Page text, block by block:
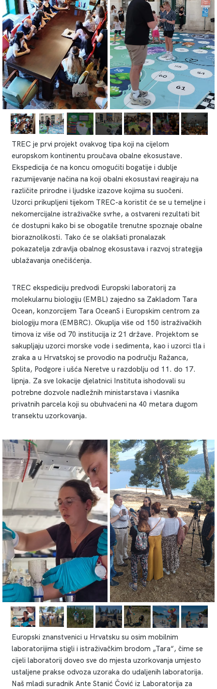
TREC je prvi projekt ovakvog tipa koji na cijelom
europskom kontinentu proučava obalne ekosustave.
Ekspedicija će na koncu omogućiti bogatije i dublje
razumijevanje načina na koji obalni ekosustavi reagiraju na
različite prirodne i ljudske izazove kojima su suočeni.
Uzorci prikupljeni tijekom TREC-a koristit će se u temeljne i
nekomercijalne istraživačke svrhe, a ostvareni rezultati bit
će dostupni kako bi se obogatile trenutne spoznaje obalne
bioraznolikosti. Tako će se olakšati pronalazak
pokazatelja zdravlja obalnog ekosustava i razvoj strategija
ublažavanja onečišćenja.
TREC ekspediciju predvodi Europski laboratorij za
molekularnu biologiju (EMBL) zajedno sa Zakladom Tara
Ocean, konzorcijem Tara OceanS i Europskim centrom za
biologiju mora (EMBRC). Okuplja više od 150 istraživačkih
timova iz više od 70 institucija iz 21 države. Projektom se
sakupljaju uzorci morske vode i sedimenta, kao i uzorci tla i
zraka a u Hrvatskoj se provodio na području Ražanca,
Splita, Podgore i ušća Neretve u razdoblju od 11. do 17.
lipnja. Za sve lokacije djelatnici Instituta ishodovali su
potrebne dozvole nadležnih ministarstava i vlasnika
privatnih parcela koji su obuhvaćeni na 40 metara dugom
transektu uzorkovanja.
Europski znanstvenici u Hrvatsku su osim mobilnim
laboratorijima stigli i istraživačkim brodom „Tara“, čime se
cijeli laboratorij doveo sve do mjesta uzorkovanja umjesto
ustaljene prakse odvoza uzoraka do udaljenih laboratorija.
Naš mladi suradnik Ante Stanić Čović iz Laboratorija za